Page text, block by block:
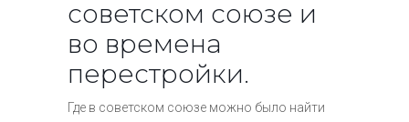
советском союзе и
во времена
перестройки.
Где в советском союзе можно было найти